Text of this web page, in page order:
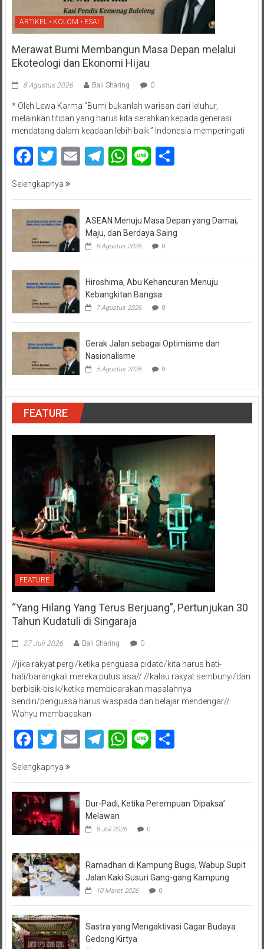
ARTIKEL • KOLOM • ESAI
Merawat Bumi Membangun Masa Depan melalui
Ekoteologi dan Ekonomi Hijau
8 Agustus 2026 Bali Sharing 0
* Oleh Lewa Karma “Bumi bukanlah warisan dari leluhur,
melainkan titipan yang harus kita serahkan kepada generasi
mendatang dalam keadaan lebih baik.” Indonesia memperingati
Facebook
Twitter
EmailTelegram
WhatsApp
Line
Selengkapnya
ASEAN Menuju Masa Depan yang Damai,
Maju, dan Berdaya Saing
8 Agustus 2026 0
Hiroshima, Abu Kehancuran Menuju
Kebangkitan Bangsa
7 Agustus 2026 0
Gerak Jalan sebagai Optimisme dan
Nasionalisme
5 Agustus 2026 0
FEATURE
FEATURE
“Yang Hilang Yang Terus Berjuang”, Pertunjukan 30
Tahun Kudatuli di Singaraja
27 Juli 2026 Bali Sharing 0
//jika rakyat pergi/ketika penguasa pidato/kita harus hati-
hati/barangkali mereka putus asa// //kalau rakyat sembunyi/dan
berbisik-bisik/ketika membicarakan masalahnya
sendiri/penguasa harus waspada dan belajar mendengar//
Wahyu membacakan
Facebook
Twitter
EmailTelegram
WhatsApp
Line
Selengkapnya
Dur-Padi, Ketika Perempuan ‘Dipaksa’
Melawan
8 Juli 2026 0
Ramadhan di Kampung Bugis, Wabup Supit
Jalan Kaki Susuri Gang-gang Kampung
10 Maret 2026 0
Sastra yang Mengaktivasi Cagar Budaya
Gedong Kirtya